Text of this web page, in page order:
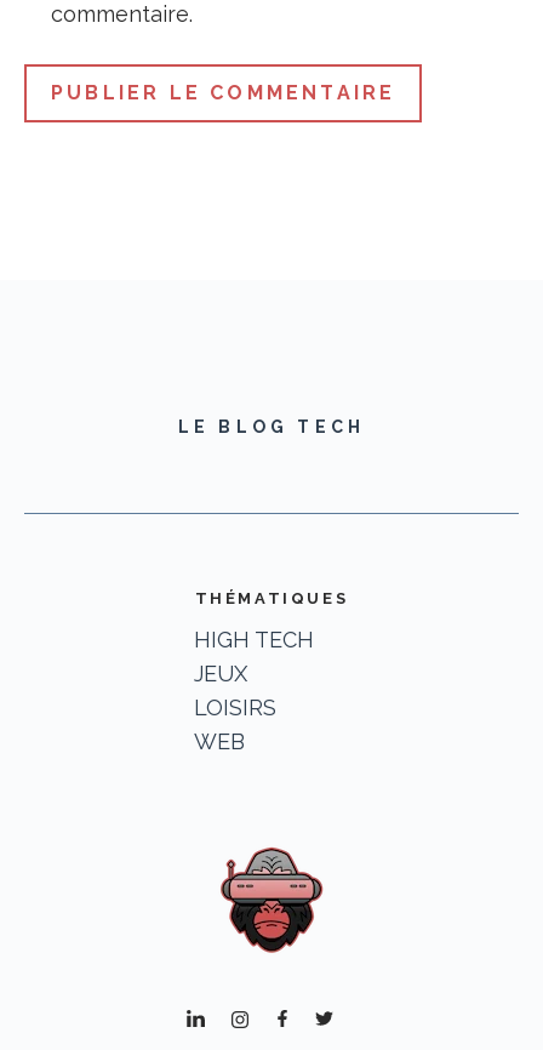
commentaire.
LE BLOG TECH
THÉMATIQUES
HIGH TECH
JEUX
LOISIRS
WEB